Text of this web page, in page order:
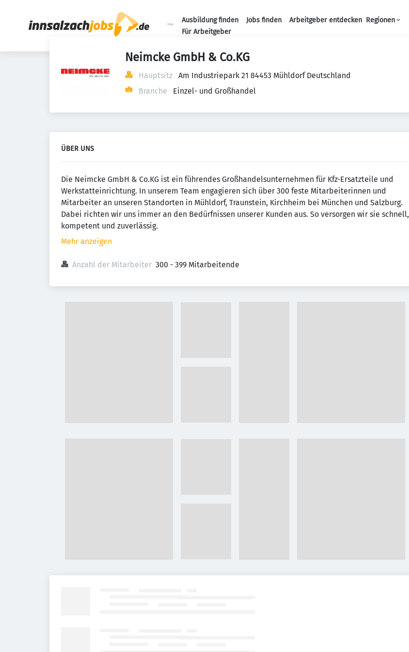
Ausbildung finden Jobs finden Arbeitgeber entdecken Regionen
Für Arbeitgeber
Neimcke GmbH & Co.KG
Hauptsitz
Am Industriepark 21 84453 Mühldorf Deutschland
Branche
Einzel- und Großhandel
ÜBER UNS
Die Neimcke GmbH & Co.KG ist ein führendes Großhandelsunternehmen für Kfz-Ersatzteile und
Werkstatteinrichtung. In unserem Team engagieren sich über 300 feste Mitarbeiterinnen und
Mitarbeiter an unseren Standorten in Mühldorf, Traunstein, Kirchheim bei München und Salzburg.
Dabei richten wir uns immer an den Bedürfnissen unserer Kunden aus. So versorgen wir sie schnell,
kompetent und zuverlässig.
Mehr anzeigen
Anzahl der Mitarbeiter 300 - 399 Mitarbeitende